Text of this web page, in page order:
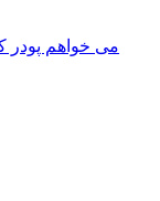
می خواهم پودر